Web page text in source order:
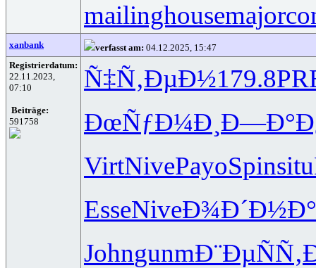
mailinghouse
xanbank verfasst am: 04.12.2025, 15:47
Registrierdatum:
22.11.2023,
07:10
Beiträge:
591758
Ñ‡Ñ‚ÐµÐ½179.8
ÐœÑƒÐ¼Ð¸
VirtNivePayoSpinsitu
EsseNiveÐ¾Ð´Ð½Ð°
JohngunmÐ¨ÐµÑÑ‚